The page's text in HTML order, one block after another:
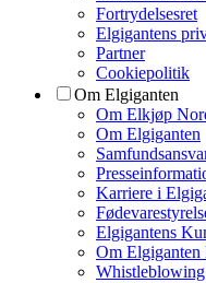
Fortrydelsesret
Elgigantens
Partner
Cookiepolitik
Om Elgiganten
Om Elkjøp
Om Elgiganten
Karriere i
Elgigantens
Om Elgiganten